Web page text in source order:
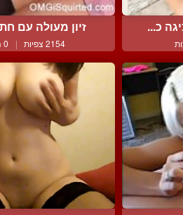
כ... זיון מעולה עם
2154 צפיות | 0 המלצות